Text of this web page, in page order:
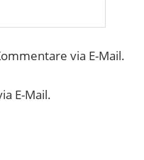
via E-Mail.
E-Mail.